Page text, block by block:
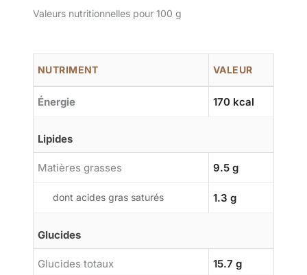
Valeurs nutritionnelles pour 100 g
NUTRIMENT VALEUR
Énergie 170 kcal
Lipides
Matières grasses 9.5 g
dont acides gras saturés 1.3 g
Glucides
Glucides totaux 15.7 g